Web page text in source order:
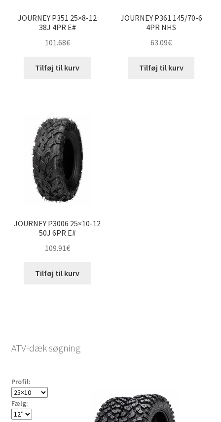
JOURNEY P351 25×8-12
38J 4PR E#
101.68€
Tilføj til kurv
JOURNEY P361 145/70-6
4PR NHS
63.09€
Tilføj til kurv
JOURNEY P3006 25×10-12
50J 6PR E#
109.91€
Tilføj til kurv
ATV-dæk søgning
Profil:
Fælg: